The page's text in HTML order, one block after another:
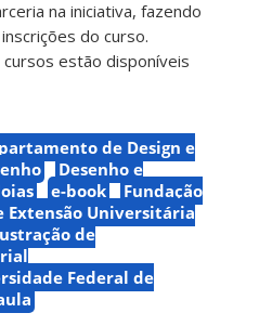
na iniciativa, fazendo
do curso.
estão disponíveis
de Design e
Desenho e
e-book
Fundação
Extensão Universitária
de
Federal de